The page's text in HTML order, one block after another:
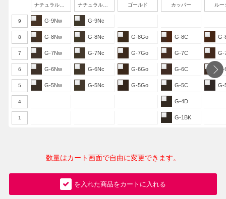
ゴールド カッパー ルー
9 G-9Nw G-9Nc
8 G-8Nw G-8Nc G-8Go G-8C G-
7 G-7Nw G-7Nc G-7Go G-7C G-
6 G-6Nw G-6Nc G-6Go G-6C
5 G-5Nw G-5Nc G-5Go G-5C G-
4 G-4D
1 G-1BK
数量はカート画面で自由に変更できます。
を入れた商品をカートに入れる